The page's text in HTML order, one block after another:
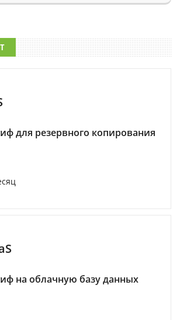
для резервного копирования
на облачную базу данных